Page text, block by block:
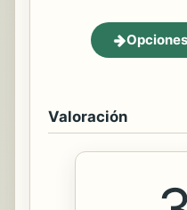
Valoración